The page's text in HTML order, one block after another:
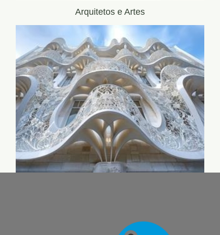
Arquitetos e Artes